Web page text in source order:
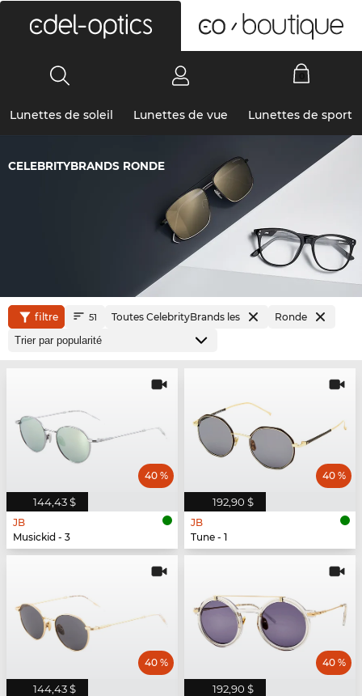
Lunettes de soleil Lunettes de vue Lunettes de sport
CELEBRITYBRANDS RONDE
filtre 51 Toutes CelebrityBrands les Ronde
144,43 $
40 %
JB
Musickid - 3
192,90 $
40 %
JB
Tune - 1
144,43 $
40 %
192,90 $
40 %